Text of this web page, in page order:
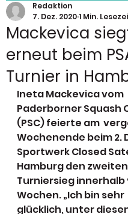
Mackevica
erneut beim
Turnier in
Redaktion
7. Dez. 20201 Min.
Ineta Mackevica vom
Paderborner Squash
(PSC) feierte am
Wochenende beim 2.
Sportwerk Closed
Hamburg den zweiten
Turniersieg innerhalb
Wochen. „Ich bin sehr
glücklich, unter